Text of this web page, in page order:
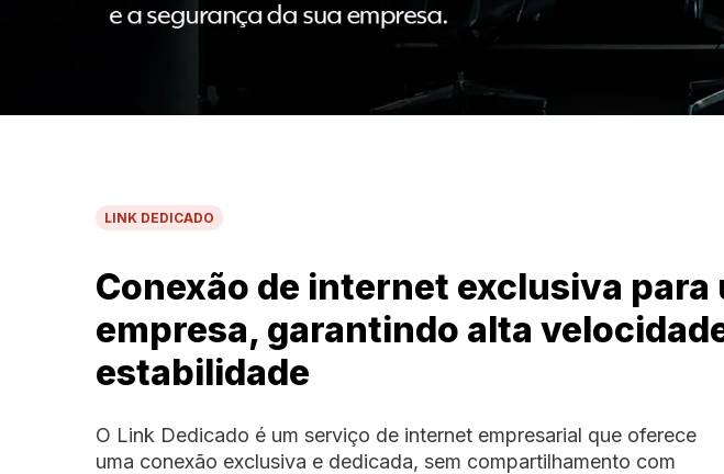
LINK DEDICADO
Conexão de internet exclusiva para
empresa, garantindo alta
estabilidade
O Link Dedicado é um serviço de internet empresarial que oferece
uma conexão exclusiva e dedicada, sem compartilhamento com